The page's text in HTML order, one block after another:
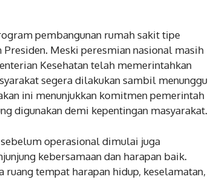
pembangunan rumah sakit tipe
Presiden. Meski peresmian nasional masih
Kesehatan telah memerintahkan
segera dilakukan sambil menunggu
ini menunjukkan komitmen pemerintah
digunakan demi kepentingan masyarakat.
sebelum operasional dimulai juga
kebersamaan dan harapan baik.
tempat harapan hidup, keselamatan,